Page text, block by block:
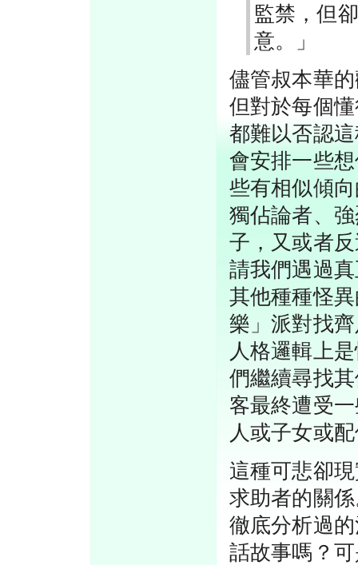
監禁，但
意。」
儘管叔本華
但對於每個
都難以否認
會安排一些
些有相似傾
獨佔論者、
子，又或者
請我們遇過
其他種種怪
樂」派對找
人格邏輯上
們繼續尋找
客最終遭受
人或子女或
這種可悲卻
求助者的關
徹底分析過
話故事嗎？